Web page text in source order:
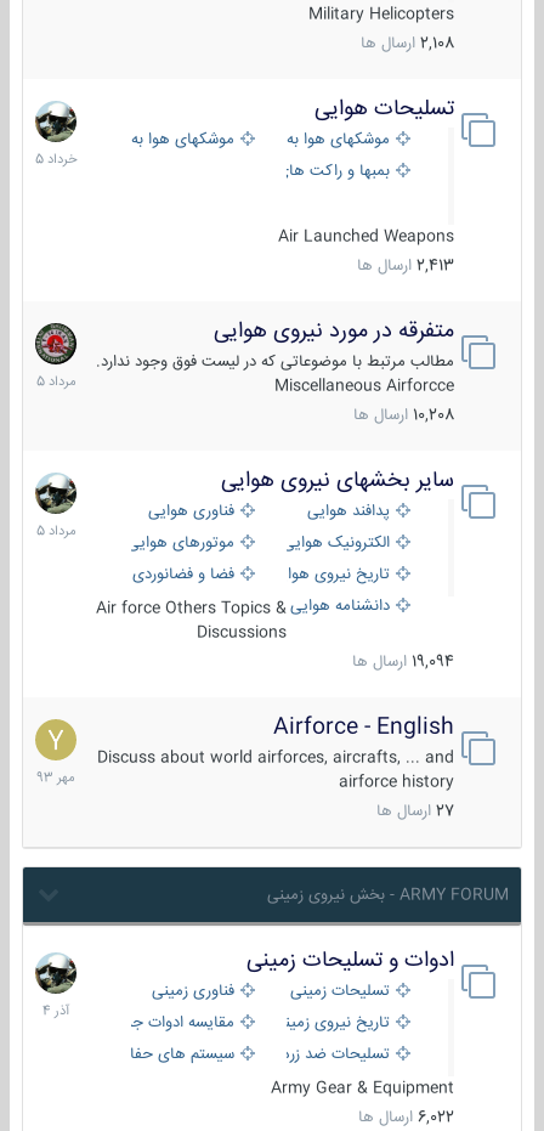
Military Helicopters
2,108 ارسال ها
تسلیحات هوایی
موشکهای هوا به هوا
موشکهای هوا به سطح
بمبها و راکت های هوایی
Air Launched Weapons
2,413 ارسال ها
30
خرداد
1405
متفرقه در مورد نیروی هوایی
مطالب مرتبط با موضوعاتی که در لیست فوق وجود ندارد.
Miscellaneous Airforcce
10,208 ارسال ها
7
مرداد
1405
سایر بخشهای نیروی هوایی
پدافند هوایی
فناوری هوایی
الکترونیک هوایی
موتورهای هوایی
تاریخ نیروی هوایی
فضا و فضانوردی
دانشنامه هواییAir force Others Topics &
Discussions
19,094 ارسال ها
2
مرداد
1405
Airforce - English
Discuss about world airforces, aircrafts, ... and
airforce history
27 ارسال ها
15
مهر
1393
ARMY FORUM - بخش نیروی زمینی
ادوات و تسلیحات زمینی
تسلیحات زمینی
فناوری زمینی
تاریخ نیروی زمینی
مقایسه ادوات جنگی
تسلیحات ضد زره
سیستم های حفاظت فعال
Army Gear & Equipment
6,022 ارسال ها
21
آذر
1404